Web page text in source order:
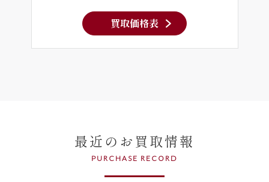
買取価格表
最近のお買取情報
PURCHASE RECORD